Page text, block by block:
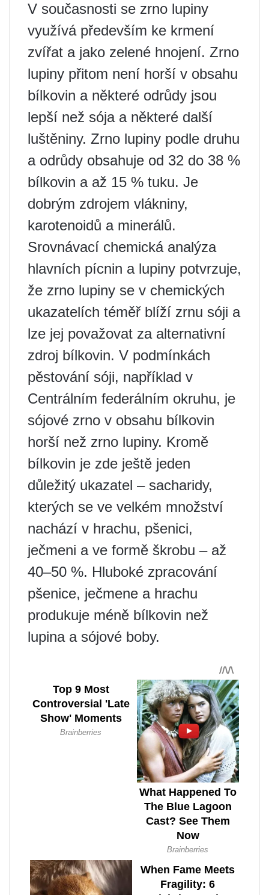
V současnosti se zrno lupiny
využívá především ke krmení
zvířat a jako zelené hnojení. Zrno
lupiny přitom není horší v obsahu
bílkovin a některé odrůdy jsou
lepší než sója a některé další
luštěniny. Zrno lupiny podle druhu
a odrůdy obsahuje od 32 do 38 %
bílkovin a až 15 % tuku. Je
dobrým zdrojem vlákniny,
karotenoidů a minerálů.
Srovnávací chemická analýza
hlavních pícnin a lupiny potvrzuje,
že zrno lupiny se v chemických
ukazatelích téměř blíží zrnu sóji a
lze jej považovat za alternativní
zdroj bílkovin. V podmínkách
pěstování sóji, například v
Centrálním federálním okruhu, je
sójové zrno v obsahu bílkovin
horší než zrno lupiny. Kromě
bílkovin je zde ještě jeden
důležitý ukazatel – sacharidy,
kterých se ve velkém množství
nachází v hrachu, pšenici,
ječmeni a ve formě škrobu – až
40–50 %. Hluboké zpracování
pšenice, ječmene a hrachu
produkuje méně bílkovin než
lupina a sójové boby.